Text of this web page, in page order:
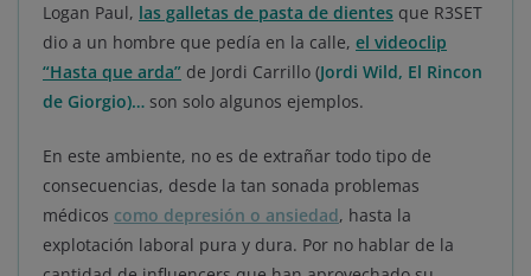
Logan Paul, las galletas de pasta de dientes que R3SET
dio a un hombre que pedía en la calle, el videoclip
“Hasta que arda” de Jordi Carrillo (Jordi Wild, El Rincon
de Giorgio)… son solo algunos ejemplos.
En este ambiente, no es de extrañar todo tipo de
consecuencias, desde la tan sonada problemas
médicos como depresión o ansiedad, hasta la
explotación laboral pura y dura. Por no hablar de la